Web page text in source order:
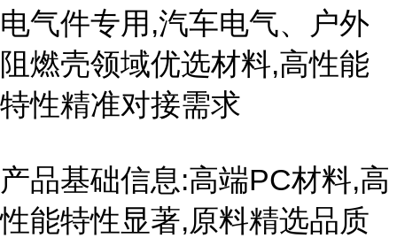
电气件专用,汽车电气、户外
阻燃壳领域优选材料,高性能
特性精准对接需求
产品基础信息:高端PC材料,高
性能特性显著,原料精选品质